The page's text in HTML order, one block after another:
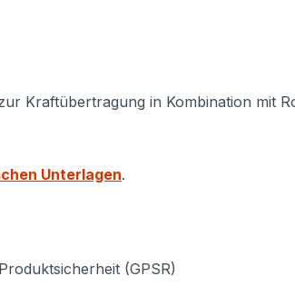
Kraftübertragung in Kombination mit
Unterlagen.
(GPSR)